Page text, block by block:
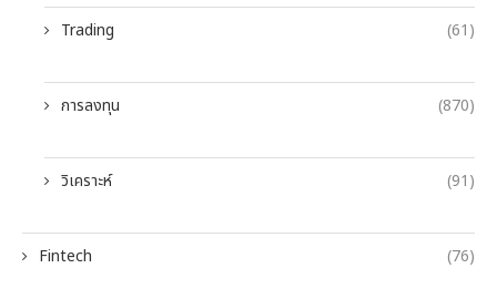
Trading (61)
การลงทุน (870)
วิเคราะห์ (91)
Fintech (76)